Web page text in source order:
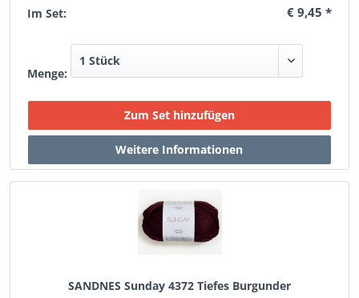
Im Set: € 9,45 *
Menge:
SANDNES Sunday 4372 Tiefes Burgunder